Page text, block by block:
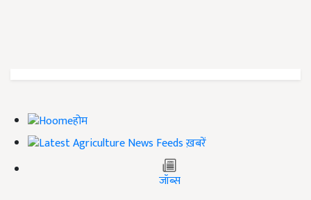
होम
ख़बरें
जॉब्स